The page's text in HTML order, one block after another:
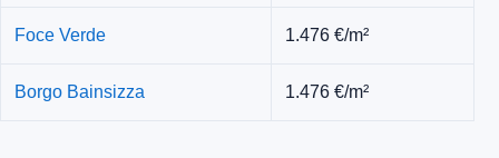
Foce Verde 1.476 €/m²
Borgo Bainsizza 1.476 €/m²